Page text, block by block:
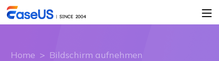
Home > Bildschirm aufnehmen